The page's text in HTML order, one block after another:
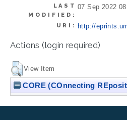
LAST
MODIFIED:
07 Sep 2022
URI: http://
Actions (login required)
View Item
CORE (COnnecting